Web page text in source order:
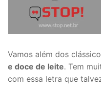
Vamos além dos
e doce de leite. Tem
com essa letra que